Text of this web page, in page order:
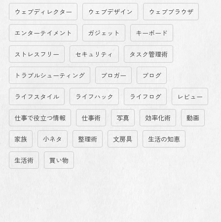
ウェブディレクター ウェブデザイン ウェブブラウザ
エンターテイメント ガジェット キーボード
ストレスフリー セキュリティ タスク管理術
トラブルシューティング ブロガー ブログ
ライフスタイル ライフハック ライフログ レビュー
仕事で役立つ情報 仕事術 写真 効率化術 動画
家族 小ネタ 整理術 文房具 生活の知恵
生活術 買い物